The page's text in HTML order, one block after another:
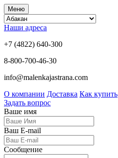
Меню
Наши адреса
+7 (4822) 640-300
8-800-700-46-30
info@malenkajastrana.com
О компании Доставка Как купить
Задать вопрос
Ваше имя
Ваш E-mail
Сообщение